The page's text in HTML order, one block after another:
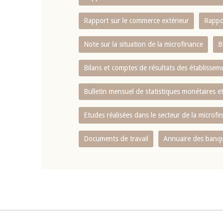
Rapport sur le commerce extérieur
Note sur la situation de la microfinance
Bilans et comptes de résultats des
Bulletin mensuel de statistiques monétaires
Etudes réalisées dans le secteur de la
Documents de travail Annuaire des